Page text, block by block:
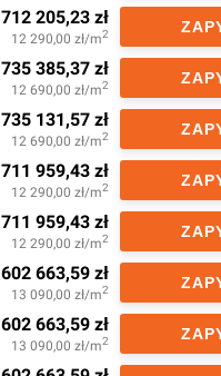
712 205,23 zł
12 290,00 zł/m2
735 385,37 zł
12 690,00 zł/m2
735 131,57 zł
12 690,00 zł/m2
711 959,43 zł
12 290,00 zł/m2
711 959,43 zł
12 290,00 zł/m2
602 663,59 zł
13 090,00 zł/m2
602 663,59 zł
13 090,00 zł/m2